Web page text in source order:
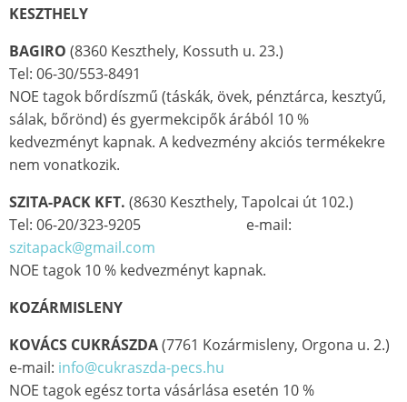
KESZTHELY
BAGIRO (8360 Keszthely, Kossuth u. 23.)
Tel: 06-30/553-8491
NOE tagok bőrdíszmű (táskák, övek, pénztárca, kesztyű,
sálak, bőrönd) és gyermekcipők árából 10 %
kedvezményt kapnak. A kedvezmény akciós termékekre
nem vonatkozik.
SZITA-PACK KFT. (8630 Keszthely, Tapolcai út 102.)
Tel: 06-20/323-9205 e-mail:
szitapack@gmail.com
NOE tagok 10 % kedvezményt kapnak.
KOZÁRMISLENY
KOVÁCS CUKRÁSZDA(7761 Kozármisleny, Orgona u. 2.)
e-mail: info@cukraszda-pecs.hu
NOE tagok egész torta vásárlása esetén 10 %